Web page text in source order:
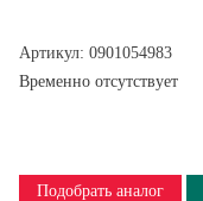
Артикул: 0901054983
Временно отсутствует
Подобрать аналог